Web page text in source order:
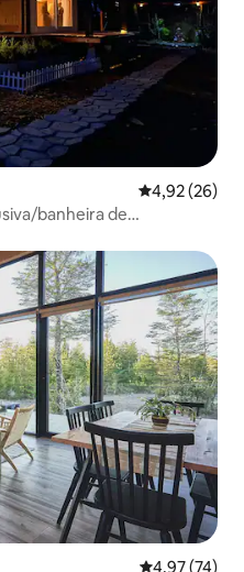
4,92 de uma
4,92 (26)
banheira de
hóspedes
4,97 de uma
4,97 (74)